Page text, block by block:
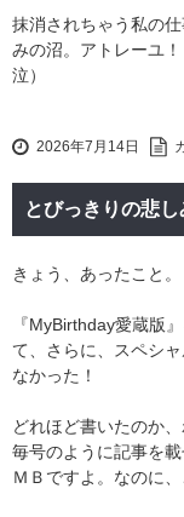
抹消されちゃう私の
みの沼。アトレーユ
泣）
2026年7月14日
とびっきりの悲し
きょう、あったこと。
『MyBirthday愛蔵版
て、さらに、スペシ
なかった！
どれほど書いたのか、
毎号のように記事を
ＭＢですよ。なのに